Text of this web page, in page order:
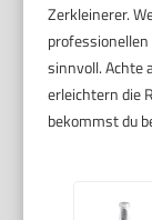
Zerkleinerer.
sinnvoll. Achte
erleichtern die
bekommst du